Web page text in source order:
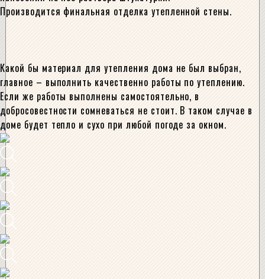
Производится финальная отделка утепленной стены.
Какой бы материал для утепления дома не был выбран,
главное – выполнить качественно работы по утеплению.
Если же работы выполнены самостоятельно, в
добросовестности сомневаться не стоит. В таком случае в
доме будет тепло и сухо при любой погоде за окном.